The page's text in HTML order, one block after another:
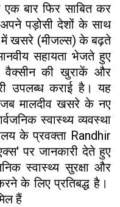
एक बार फिर साबित कर
पड़ोसी देशों के साथ
में खसरे (मीजल्स) के बढ़ते
सहायता भेजते हुए
वैक्सीन की खुराकें और
उपलब्ध कराई है। यह
मालदीव खसरे के नए
स्वास्थ्य व्यवस्था
के प्रवक्ता Randhir
पर जानकारी देते हुए
स्वास्थ्य सुरक्षा और
के लिए प्रतिबद्ध है।
हैं